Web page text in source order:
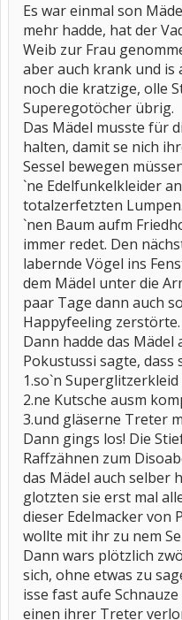
Es war einmal son
mehr hadde, hat der
Weib zur Frau
aber auch krank und is
noch die kratzige, olle
Superegotöcher übrig.
Das Mädel musste für
halten, damit se nich
Sessel bewegen
`ne Edelfunkelkleider
totalzerfetzten
`nen Baum aufm
immer redet. Den
labernde Vögel ins
dem Mädel unter die
paar Tage dann auch
Happyfeeling zerstörte.
Dann hadde das Mädel
Pokustussi sagte, dass
1.so`n Superglitzerkleid
2.ne Kutsche ausm
3.und gläserne Treter
Dann gings los! Die
Raffzähnen zum
das Mädel auch selber
glotzten sie erst mal
dieser Edelmacker von
wollte mit ihr zu nem
Dann wars plötzlich
sich, ohne etwas zu
isse fast aufe
einen ihrer Treter